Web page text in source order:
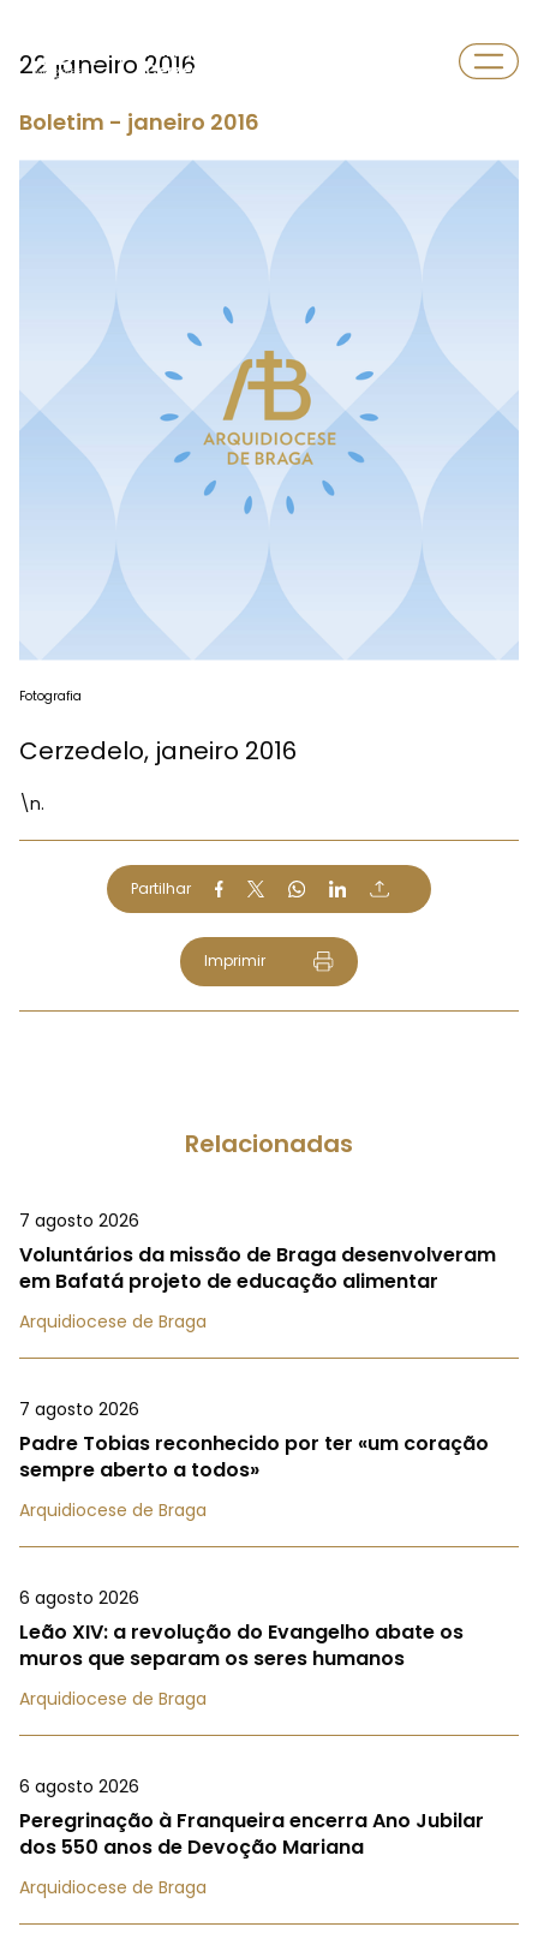
Paróquia
Cerzedelo
22 janeiro 2016
Boletim - janeiro 2016
Fotografia
Cerzedelo, janeiro 2016
\n.
Partilhar
Imprimir
Relacionadas
7 agosto 2026
Voluntários da missão de Braga desenvolveram
em Bafatá projeto de educação alimentar
Arquidiocese de Braga
7 agosto 2026
Padre Tobias reconhecido por ter «um coração
sempre aberto a todos»
Arquidiocese de Braga
6 agosto 2026
Leão XIV: a revolução do Evangelho abate os
muros que separam os seres humanos
Arquidiocese de Braga
6 agosto 2026
Peregrinação à Franqueira encerra Ano Jubilar
dos 550 anos de Devoção Mariana
Arquidiocese de Braga